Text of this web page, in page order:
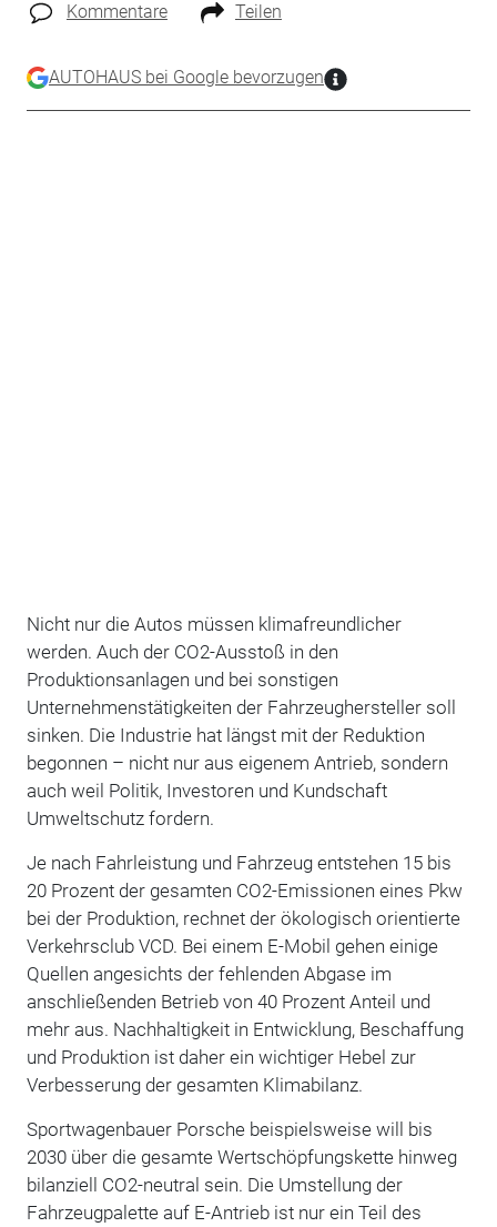
Kommentare Teilen
AUTOHAUS bei Google bevorzugen
Nicht nur die Autos müssen klimafreundlicher
werden. Auch der CO2-Ausstoß in den
Produktionsanlagen und bei sonstigen
Unternehmenstätigkeiten der Fahrzeughersteller soll
sinken. Die Industrie hat längst mit der Reduktion
begonnen – nicht nur aus eigenem Antrieb, sondern
auch weil Politik, Investoren und Kundschaft
Umweltschutz fordern.
Je nach Fahrleistung und Fahrzeug entstehen 15 bis
20 Prozent der gesamten CO2-Emissionen eines Pkw
bei der Produktion, rechnet der ökologisch orientierte
Verkehrsclub VCD. Bei einem E-Mobil gehen einige
Quellen angesichts der fehlenden Abgase im
anschließenden Betrieb von 40 Prozent Anteil und
mehr aus. Nachhaltigkeit in Entwicklung, Beschaffung
und Produktion ist daher ein wichtiger Hebel zur
Verbesserung der gesamten Klimabilanz.
Sportwagenbauer Porsche beispielsweise will bis
2030 über die gesamte Wertschöpfungskette hinweg
bilanziell CO2-neutral sein. Die Umstellung der
Fahrzeugpalette auf E-Antrieb ist nur ein Teil des